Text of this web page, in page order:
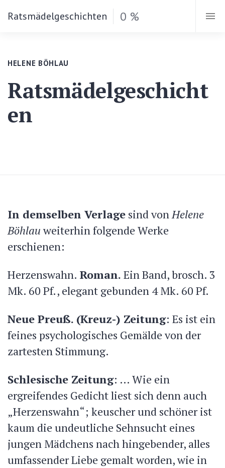
Ratsmädelgeschichten 0 %
HELENE BÖHLAU
Ratsmädelgeschicht
en
In demselben Verlage sind vonHelene
Böhlauweiterhin folgende Werke
erschienen:
Herzenswahn. Roman. Ein Band, brosch. 3
Mk. 60 Pf., elegant gebunden 4 Mk. 60 Pf.
Neue Preuß. (Kreuz-) Zeitung: Es ist ein
feines psychologisches Gemälde von der
zartesten Stimmung.
Schlesische Zeitung: … Wie ein
ergreifendes Gedicht liest sich denn auch
„Herzenswahn“; keuscher und schöner ist
kaum die undeutliche Sehnsucht eines
jungen Mädchens nach hingebender, alles
umfassender Liebe gemalt worden, wie in